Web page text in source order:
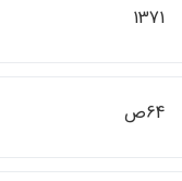
1371
64ص